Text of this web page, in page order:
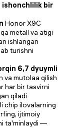
ishonchlilik bir
Honor X9C
metall va atigi
ishlangan
turishni
6,7 dyuymli
va mutolaa qilish
har bir tasvirni
qiladi.
chip ilovalarning
ijtimoiy
ta'minlaydi —